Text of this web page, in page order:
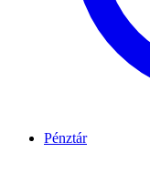
Pénztár